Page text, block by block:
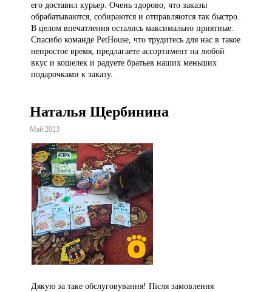
его доставил курьер. Очень здорово, что заказы
обрабатываются, собираются и отправляются так быстро.
В целом впечатления остались максимально приятные.
Спасибо команде PetHouse, что трудитесь для нас в такое
непростое время, предлагаете ассортимент на любой
вкус и кошелек и радуете братьев наших меньших
подарочками к заказу.
Наталья Щербинина
Май 2023
Дякую за таке обслуговування! Після замовлення